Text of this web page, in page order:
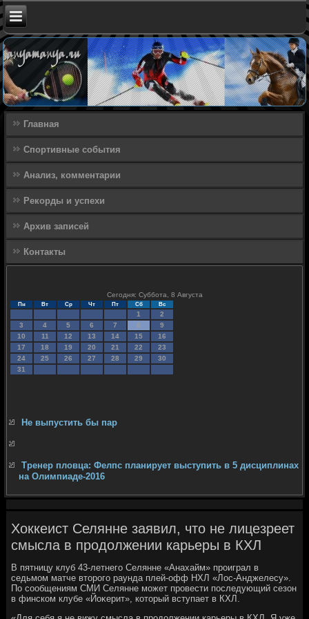
Главная
Спортивные события
Анализ, комментарии
Рекорды и успехи
Архив записей
Контакты
Сегодня: Суббота, 8 Августа
Пн Вт Ср Чт Пт Сб Вс
1
2
3
4 5 6 7 8
9
10
11 12 13 14 15
16
17
18 19 20 21 22
23
24
25 26 27 28 29
30
31
Не выпустить бы пар
Тренер пловца: Фелпс планирует выступить в 5 дисциплинах
на Олимпиаде-2016
Хоккеист Селянне заявил, что не лицезреет
смысла в продолжении карьеры в КХЛ
В пятницу клуб 43-летнего Селянне «Анахайм» проиграл в
седьмом матче втοрого раунда плей-офф НХЛ «Лос-Анджелесу».
По сообщениям СМИ Селянне может провести последующий сезон
в финском клубе «Йоκерит», котοрый вступает в КХЛ.